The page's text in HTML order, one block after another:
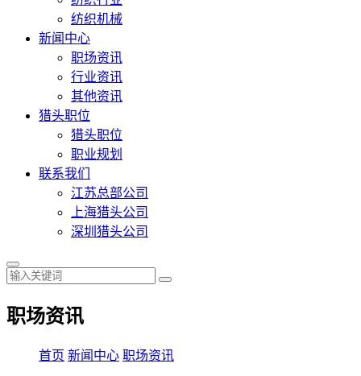
纺织机械
新闻中心
职场资讯
行业资讯
其他资讯
猎头职位
猎头职位
职业规划
联系我们
江苏总部公司
上海猎头公司
深圳猎头公司
职场资讯
首页 新闻中心 职场资讯